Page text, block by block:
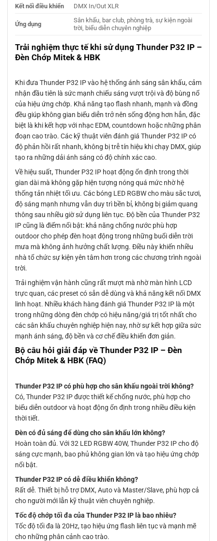
Kết nối điều khiển DMX In/Out XLR
Ứng dụng
Sân khấu, bar club, phòng trà, sự kiện ngoài
trời, biểu diễn chuyên nghiệp
Trải nghiệm thực tế khi sử dụng Thunder P32 IP –
Đèn Chớp Mitek & HBK
Khi đưa Thunder P32 IP vào hệ thống ánh sáng sân khấu, cảm
nhận đầu tiên là sức mạnh chiếu sáng vượt trội và độ bùng nổ
của hiệu ứng chớp. Khả năng tạo flash nhanh, mạnh và đồng
đều giúp không gian biểu diễn trở nên sống động hơn hẳn, đặc
biệt là khi kết hợp với nhạc EDM, countdown hoặc những phân
đoạn cao trào. Các kỹ thuật viên đánh giá Thunder P32 IP có
độ phản hồi rất nhanh, không bị trễ tín hiệu khi chạy DMX, giúp
tạo ra những dải ánh sáng có độ chính xác cao.
Về hiệu suất, Thunder P32 IP hoạt động ổn định trong thời
gian dài mà không gặp hiện tượng nóng quá mức nhờ hệ
thống tản nhiệt tối ưu. Các bóng LED RGBW cho màu sắc tươi,
độ sáng mạnh nhưng vẫn duy trì bền bỉ, không bị giảm quang
thông sau nhiều giờ sử dụng liên tục. Độ bền của Thunder P32
IP cũng là điểm nổi bật: khả năng chống nước phù hợp
outdoor cho phép đèn hoạt động trong những buổi diễn trời
mưa mà không ảnh hưởng chất lượng. Điều này khiến nhiều
nhà tổ chức sự kiện yên tâm hơn trong các chương trình ngoài
trời.
Trải nghiệm vận hành cũng rất mượt mà nhờ màn hình LCD
trực quan, các preset có sẵn dễ dùng và khả năng kết nối DMX
linh hoạt. Nhiều khách hàng đánh giá Thunder P32 IP là một
trong những dòng đèn chớp có hiệu năng/giá trị tốt nhất cho
các sân khấu chuyên nghiệp hiện nay, nhờ sự kết hợp giữa sức
mạnh ánh sáng, độ bền và cơ chế điều khiển đơn giản.
Bộ câu hỏi giải đáp về Thunder P32 IP – Đèn
Chớp Mitek & HBK (FAQ)
Thunder P32 IP có phù hợp cho sân khấu ngoài trời không?
Có, Thunder P32 IP được thiết kế chống nước, phù hợp cho
biểu diễn outdoor và hoạt động ổn định trong nhiều điều kiện
thời tiết.
Đèn có đủ sáng để dùng cho sân khấu lớn không?
Hoàn toàn đủ. Với 32 LED RGBW 40W, Thunder P32 IP cho độ
sáng cực mạnh, bao phủ không gian lớn và tạo hiệu ứng chớp
nổi bật.
Thunder P32 IP có dễ điều khiển không?
Rất dễ. Thiết bị hỗ trợ DMX, Auto và Master/Slave, phù hợp cả
cho người mới lẫn kỹ thuật viên chuyên nghiệp.
Tốc độ chớp tối đa của Thunder P32 IP là bao nhiêu?
Tốc độ tối đa là 20Hz, tạo hiệu ứng flash liên tục và mạnh mẽ
cho những phân cảnh cao trào.